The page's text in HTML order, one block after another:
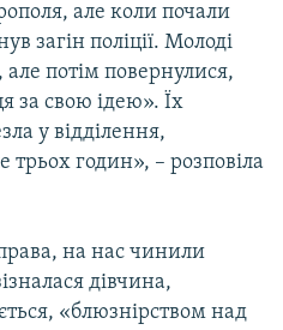
але коли почали
загін поліції. Молоді
потім повернулися,
за свою ідею». Їх
у відділення,
годин», – розповіла
на нас чинили
дівчина,
«блюзнірством над